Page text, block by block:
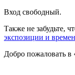
Вход свободный.
Также не забудьте,
экспозиции и
Добро пожаловать